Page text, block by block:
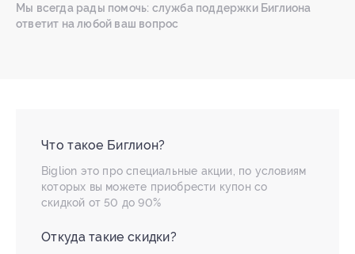
Мы всегда рады помочь: служба поддержки Биглиона
ответит на любой ваш вопрос
Что такое Биглион?
Biglion это про специальные акции, по условиям
которых вы можете приобрести купон со
скидкой от 50 до 90%
Откуда такие скидки?